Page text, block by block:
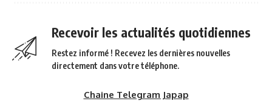
Recevoir les actualités quotidiennes
Restez informé ! Recevez les dernières nouvelles
directement dans votre téléphone.
Chaine Telegram Japap